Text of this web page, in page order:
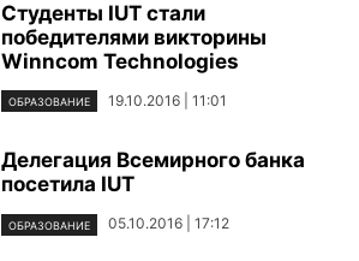
Студенты IUT стали
победителями викторины
Winncom Technologies
ОБРАЗОВАНИЕ 19.10.2016 | 11:01
Делегация Всемирного банка
посетила IUT
ОБРАЗОВАНИЕ 05.10.2016 | 17:12